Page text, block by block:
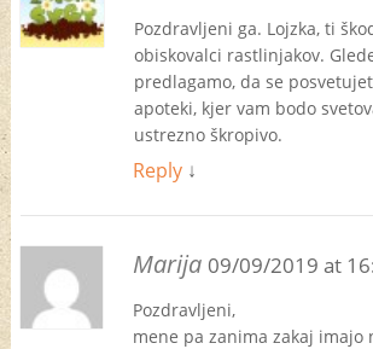
Pozdravljeni ga. Lojzka, ti
obiskovalci rastlinjakov.
predlagamo, da se
apoteki, kjer vam bodo
ustrezno škropivo.
Reply ↓
Marija 09/09/2019 at
Pozdravljeni,
mene pa zanima zakaj imajo